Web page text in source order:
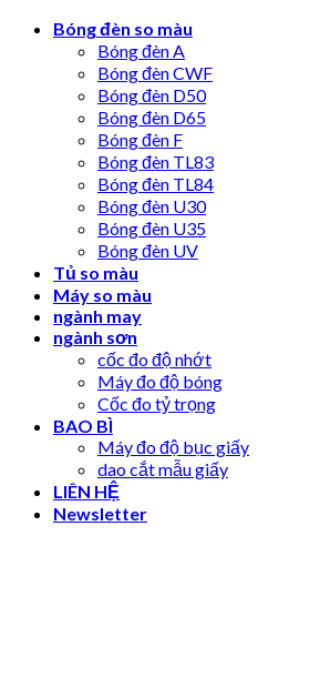
Skip
Bóng đèn so màu
Bóng đèn A
Bóng đèn CWF
Bóng đèn D50
Bóng đèn D65
Bóng đèn F
Bóng đèn TL83
Bóng đèn TL84
Bóng đèn U30
Bóng đèn U35
Bóng đèn UV
Tủ so màu
Máy so màu
ngành may
ngành sơn
cốc đo độ nhớt
Máy đo độ bóng
Cốc đo tỷ trọng
BAO BÌ
Máy đo độ bục giấy
dao cắt mẫu giấy
LIÊN HỆ
Newsletter